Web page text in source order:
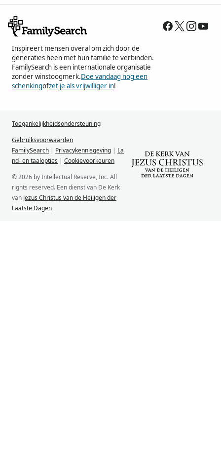
Inspireert mensen overal om zich door de
generaties heen met hun familie te verbinden.
FamilySearch is een internationale organisatie
zonder winstoogmerk.Doe vandaag nog een
schenkingofzet je als vrijwilliger in!
Toegankelijkheidsondersteuning
Gebruiksvoorwaarden
FamilySearch | Privacykennisgeving | La
nd- en taalopties | Cookievoorkeuren
© 2026 by Intellectual Reserve, Inc. All
rights reserved. Een dienst van De Kerk
van Jezus Christus van de Heiligen der
Laatste Dagen